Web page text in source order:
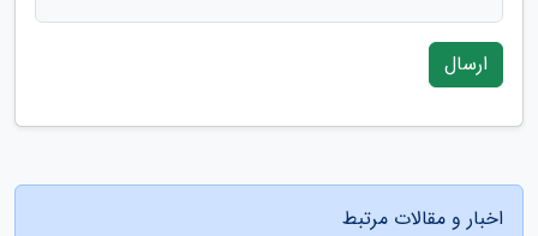
ارسال
اخبار و مقالات مرتبط